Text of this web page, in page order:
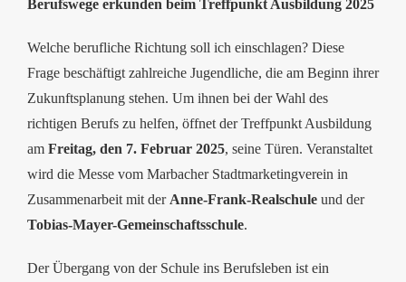
Berufswege erkunden beim Treffpunkt Ausbildung 2025
Welche berufliche Richtung soll ich einschlagen? Diese
Frage beschäftigt zahlreiche Jugendliche, die am Beginn ihrer
Zukunftsplanung stehen. Um ihnen bei der Wahl des
richtigen Berufs zu helfen, öffnet der Treffpunkt Ausbildung
am Freitag, den 7. Februar 2025, seine Türen. Veranstaltet
wird die Messe vom Marbacher Stadtmarketingverein in
Zusammenarbeit mit der Anne-Frank-Realschule und der
Tobias-Mayer-Gemeinschaftsschule.
Der Übergang von der Schule ins Berufsleben ist ein